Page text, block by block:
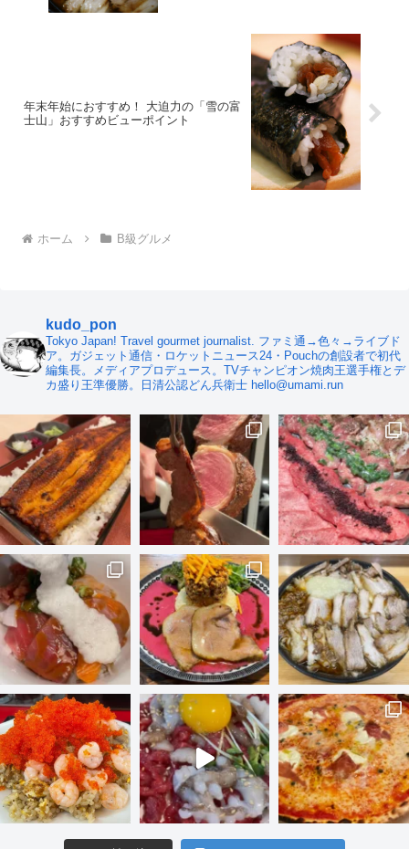
年末年始におすすめ！ 大迫力の「雪の富
士山」おすすめビューポイント
ホーム B級グルメ
kudo_pon
Tokyo Japan! Travel gourmet journalist. ファミ通→色々→ライブド
ア。ガジェット通信・ロケットニュース24・Pouchの創設者で初代
編集長。メディアプロデュース。TVチャンピオン焼肉王選手権とデ
カ盛り王準優勝。日清公認どん兵衛士 hello@umami.run